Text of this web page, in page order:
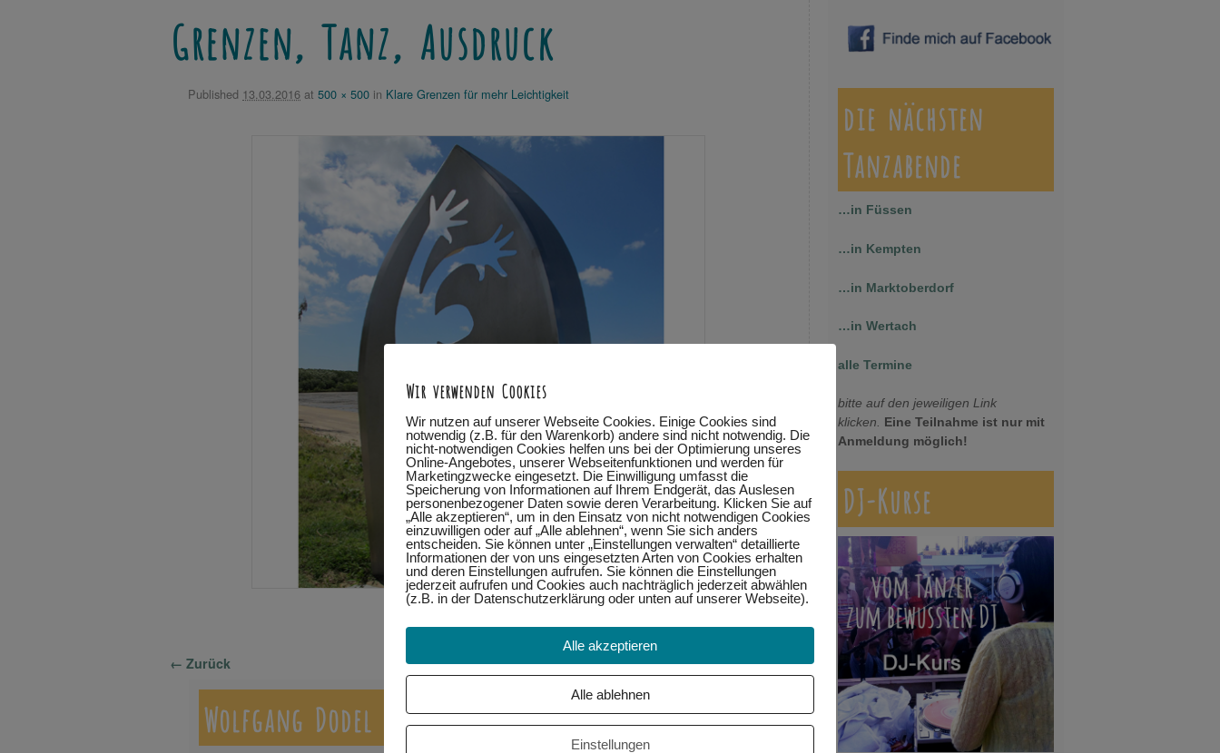
Grenzen, Tanz, Ausdruck
Published 13.03.2016 at 500 × 500 in Klare Grenzen für mehr Leichtigkeit
Bilder-Navigation
← Zurück Weiter →
Wolfgang Dodel
die nächsten
Tanzabende
…in Füssen
…in Kempten
…in Marktoberdorf
…in Wertach
alle Termine
bitte auf den jeweiligen Link
klicken. Eine Teilnahme ist nur mit
Anmeldung möglich!
DJ-Kurse
Wir verwenden Cookies
Wir nutzen auf unserer Webseite Cookies. Einige Cookies sind
notwendig (z.B. für den Warenkorb) andere sind nicht notwendig. Die
nicht-notwendigen Cookies helfen uns bei der Optimierung unseres
Online-Angebotes, unserer Webseitenfunktionen und werden für
Marketingzwecke eingesetzt. Die Einwilligung umfasst die
Speicherung von Informationen auf Ihrem Endgerät, das Auslesen
personenbezogener Daten sowie deren Verarbeitung. Klicken Sie auf
„Alle akzeptieren“, um in den Einsatz von nicht notwendigen Cookies
einzuwilligen oder auf „Alle ablehnen“, wenn Sie sich anders
entscheiden. Sie können unter „Einstellungen verwalten“ detaillierte
Informationen der von uns eingesetzten Arten von Cookies erhalten
und deren Einstellungen aufrufen. Sie können die Einstellungen
jederzeit aufrufen und Cookies auch nachträglich jederzeit abwählen
(z.B. in der Datenschutzerklärung oder unten auf unserer Webseite).
Alle akzeptieren
Alle ablehnen
Einstellungen